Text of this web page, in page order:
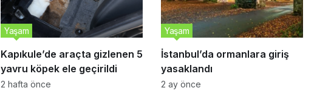
Kapıkule’de araçta gizlenen 5
yavru köpek ele geçirildi
Yaşam
2 hafta önce
İstanbul’da ormanlara giriş
yasaklandı
Yaşam
2 ay önce